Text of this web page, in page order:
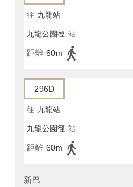
往 九龍站
九龍公園徑 站
距離 60m
296D
往 九龍站
九龍公園徑 站
距離 60m
新巴